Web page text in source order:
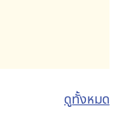
ดูทั้งหมด